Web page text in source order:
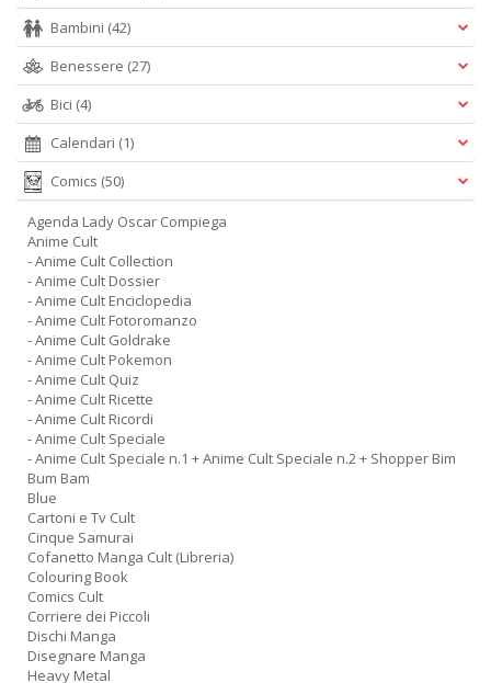
Bambini (42)
Benessere (27)
Bici (4)
Calendari (1)
Comics (50)
Agenda Lady Oscar Compiega
Anime Cult
- Anime Cult Collection
- Anime Cult Dossier
- Anime Cult Enciclopedia
- Anime Cult Fotoromanzo
- Anime Cult Goldrake
- Anime Cult Pokemon
- Anime Cult Quiz
- Anime Cult Ricette
- Anime Cult Ricordi
- Anime Cult Speciale
- Anime Cult Speciale n.1 + Anime Cult Speciale n.2 + Shopper Bim
Bum Bam
Blue
Cartoni e Tv Cult
Cinque Samurai
Cofanetto Manga Cult (Libreria)
Colouring Book
Comics Cult
Corriere dei Piccoli
Dischi Manga
Disegnare Manga
Heavy Metal